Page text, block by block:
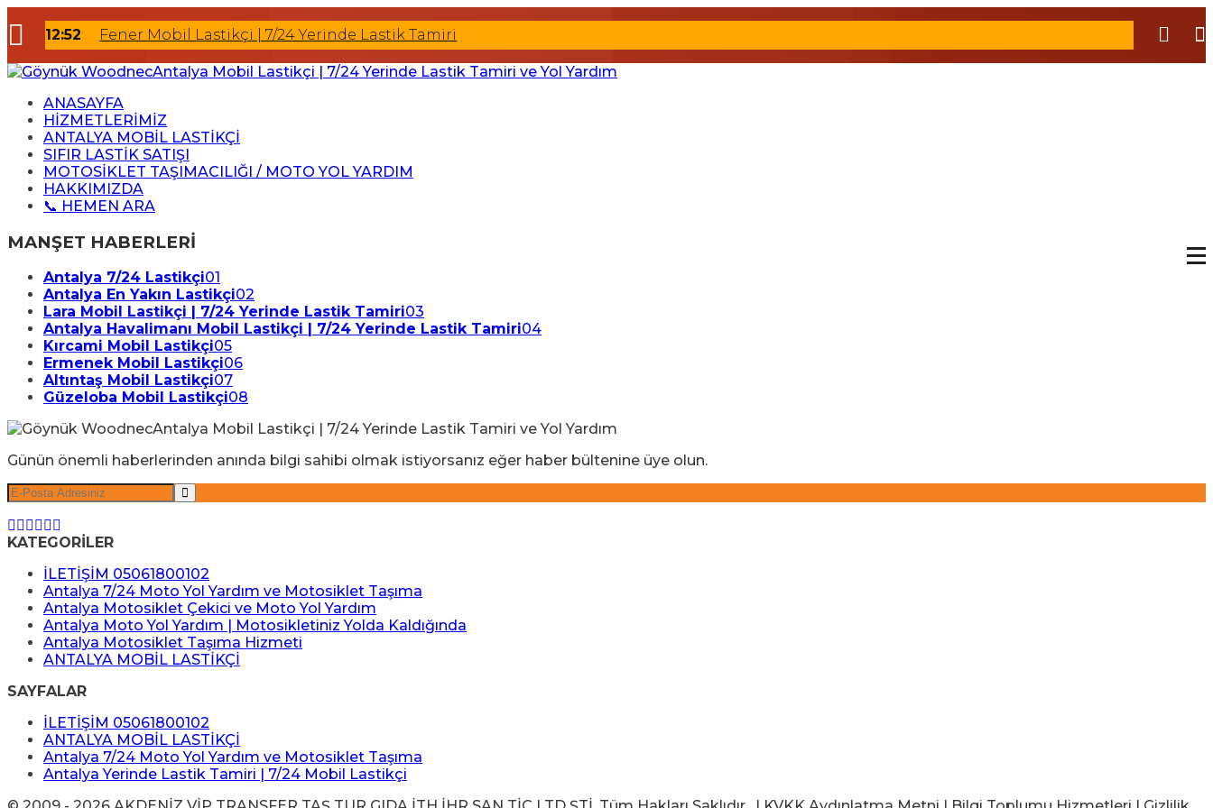
12:52
Fener Mobil Lastikçi | 7/24 Yerinde Lastik Tamiri
12:18
Ermenek Mobil Lastikçi
10:56
Güzeloba Mobil Lastikçi
22:12
Kundu Mobil Lastikçi
21:10
Antalya Yerinde Lastik Değişimi
15:41
Antalya Oto Lastik Yol Yardım
15:18
Antalya Gezici Lastikçi
Antalya En Yakın Lastikçi
14:37
Antalya Hava Kaçıran Lastik Tamiri
ANASAYFA
HİZMETLERİMİZ
ANTALYA MOBİL LASTİKÇİ
SIFIR LASTİK SATIŞI
MOTOSİKLET TAŞIMACILIĞI / MOTO YOL YARDIM
HAKKIMIZDA
📞 HEMEN ARA
MANŞET HABERLERİ
Antalya 7/24 Lastikçi01
Antalya En Yakın Lastikçi02
Lara Mobil Lastikçi | 7/24 Yerinde Lastik Tamiri03
Antalya Havalimanı Mobil Lastikçi | 7/24 Yerinde Lastik Tamiri04
Kırcami Mobil Lastikçi05
Ermenek Mobil Lastikçi06
Altıntaş Mobil Lastikçi07
Güzeloba Mobil Lastikçi08
Günün önemli haberlerinden anında bilgi sahibi olmak istiyorsanız eğer haber bültenine üye olun.
KATEGORİLER
İLETİŞİM 05061800102
Antalya 7/24 Moto Yol Yardım ve Motosiklet Taşıma
Antalya Motosiklet Çekici ve Moto Yol Yardım
Antalya Moto Yol Yardım | Motosikletiniz Yolda Kaldığında
Antalya Motosiklet Taşıma Hizmeti
ANTALYA MOBİL LASTİKÇİ
SAYFALAR
İLETİŞİM 05061800102
ANTALYA MOBİL LASTİKÇİ
Antalya 7/24 Moto Yol Yardım ve Motosiklet Taşıma
Antalya Yerinde Lastik Tamiri | 7/24 Mobil Lastikçi